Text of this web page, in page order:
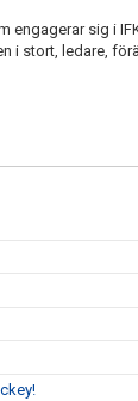
engagerar sig i
i stort, ledare,